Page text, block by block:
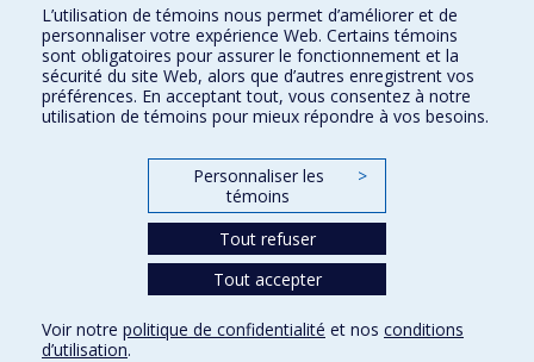
Nous trouver
Plan du site
Accessibilité
Conditions d’utilisation
L’utilisation de témoins nous permet d’améliorer et de
personnaliser votre expérience Web. Certains témoins
sont obligatoires pour assurer le fonctionnement et la
sécurité du site Web, alors que d’autres enregistrent vos
préférences. En acceptant tout, vous consentez à notre
utilisation de témoins pour mieux répondre à vos besoins.
Personnaliser les
témoins
>
Tout refuser
Tout accepter
Voir notre politique de confidentialité et nos conditions
d’utilisation.